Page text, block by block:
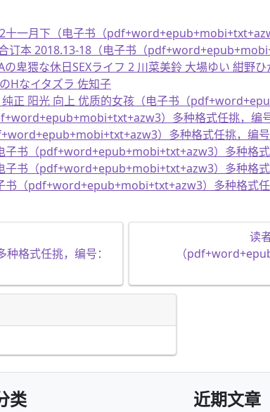
十一月下（电子书（
订本 2018.13-18（电子书（
卑猥な休日SEXライフ 2 川菜美鈴 大場ゆい 紺野
Hなイタズラ 佐知子
正 阳光 向上 优质的女孩（电子书（
）多种格式任挑，编
）多种格式任挑，编号
子书（pdf+word+epub+mobi+txt+azw3）多种格式
子书（pdf+word+epub+mobi+txt+azw3）多种格式
书（pdf+word+epub+mobi+txt+azw3）多种格式任
格式任挑，编号：
读
（
类 近期文章